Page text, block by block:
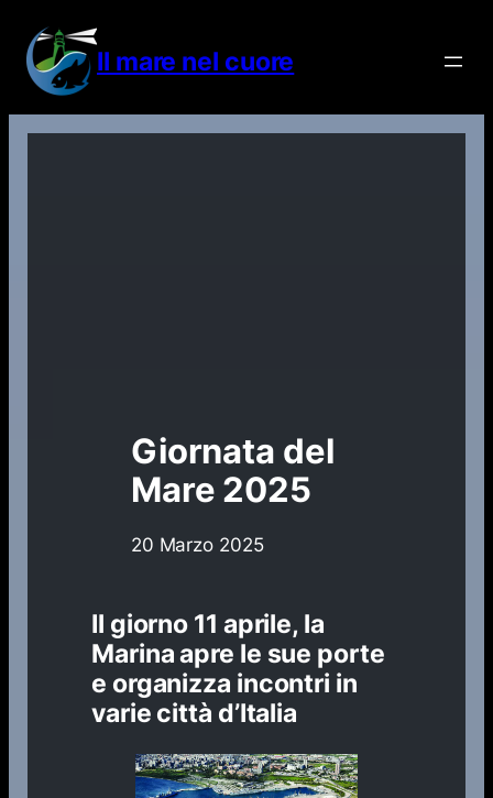
contenuto
Il mare nel cuore
Giornata del
Mare 2025
20 Marzo 2025
Il giorno 11 aprile, la
Marina apre le sue porte
e organizza incontri in
varie città d’Italia